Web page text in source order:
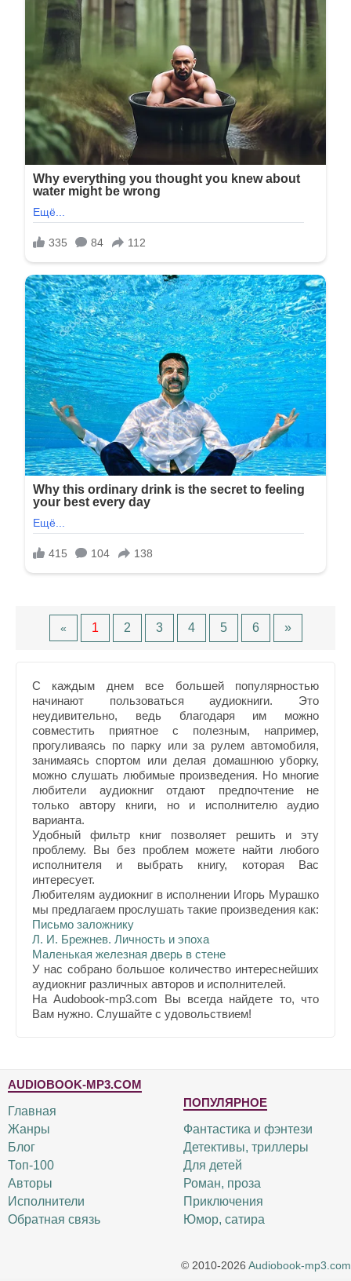
« 1 2 3 4 5 6 »
С каждым днем все большей популярностью
начинают пользоваться аудиокниги. Это
неудивительно, ведь благодаря им можно
совместить приятное с полезным, например,
прогуливаясь по парку или за рулем автомобиля,
занимаясь спортом или делая домашнюю уборку,
можно слушать любимые произведения. Но многие
любители аудиокниг отдают предпочтение не
только автору книги, но и исполнителю аудио
варианта.
Удобный фильтр книг позволяет решить и эту
проблему. Вы без проблем можете найти любого
исполнителя и выбрать книгу, которая Вас
интересует.
Любителям аудиокниг в исполнении Игорь Мурашко
мы предлагаем прослушать такие произведения как:
Письмо заложнику
Л. И. Брежнев. Личность и эпоха
Маленькая железная дверь в стене
У нас собрано большое количество интереснейших
аудиокниг различных авторов и исполнителей.
На Audobook-mp3.com Вы всегда найдете то, что
Вам нужно. Слушайте с удовольствием!
AUDIOBOOK-MP3.COM
Главная
Жанры
Блог
Топ-100
Авторы
Исполнители
Обратная связь
ПОПУЛЯРНОЕ
Фантастика и фэнтези
Детективы, триллеры
Для детей
Роман, проза
Приключения
Юмор, сатира
© 2010-2026 Audiobook-mp3.com